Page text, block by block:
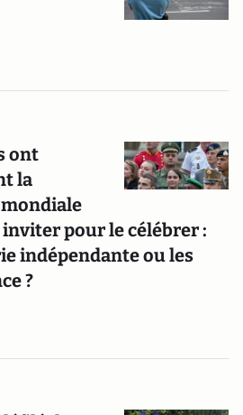
ont
la
pour le célébrer :
indépendante ou les
?